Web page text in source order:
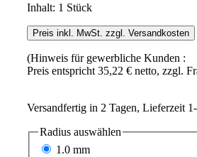
Inhalt: 1 Stück
Preis inkl. MwSt. zzgl. Versandkosten
(Hinweis für gewerbliche Kunden :
Preis entspricht 35,22 € netto, zzgl.
Versandfertig in 2 Tagen, Lieferzeit
Radius auswählen
1.0 mm